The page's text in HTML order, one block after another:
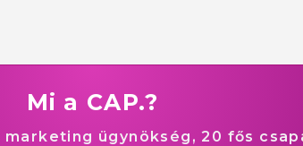
Mi a CAP.?
ügynökség, 20 fős